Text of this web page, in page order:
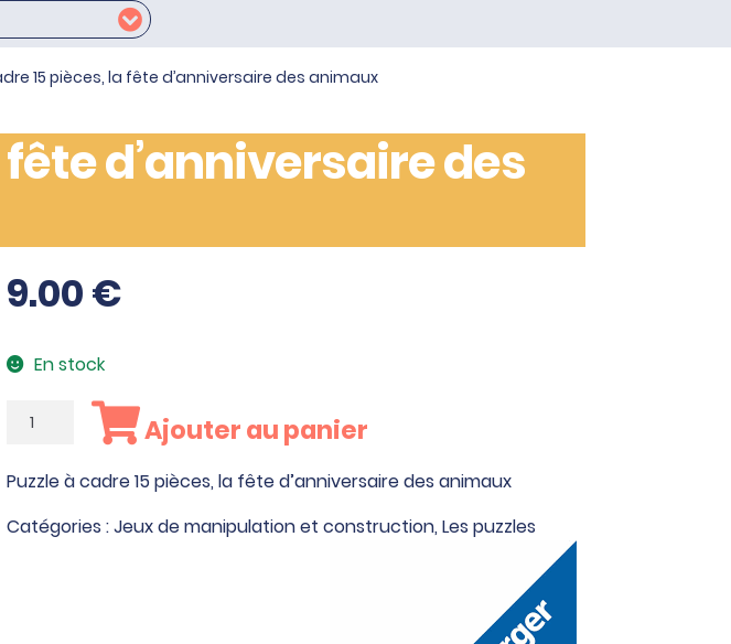
15 pièces, la fête d’anniversaire des animaux
fête d’anniversaire des
9.00€
En stock
quantité
Puzzle
à
cadre
Ajouter au panier
Puzzle à cadre 15 pièces, la fête d’anniversaire des animaux
Catégories :Jeux de manipulation et construction, Les puzzles